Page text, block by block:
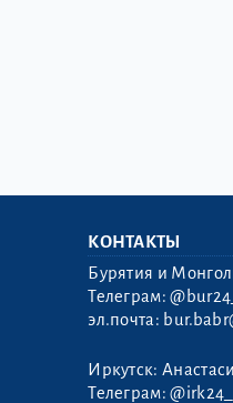
КОНТАКТЫ
Бурятия и
Телеграм:
эл.почта:
Иркутск:
Телеграм: